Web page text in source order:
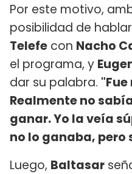
Por este motivo,
posibilidad de
Telefe con Nacho
el programa, y
dar su palabra.
Realmente no
ganar. Yo la veía
no lo ganaba, pero
Luego, Baltasar